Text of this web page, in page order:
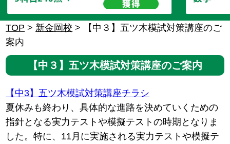
TOP > 新金岡校 >
【中３】五ツ木模試対策講座のご
案内
【中３】五ツ木模試対策講座のご案内
【中3】五ツ木模試対策講座チラシ
夏休みも終わり、具体的な進路を決めていくための
指針となる実力テストや模擬テストの時期となりま
した。特に、11月に実施される実力テストや模擬テ